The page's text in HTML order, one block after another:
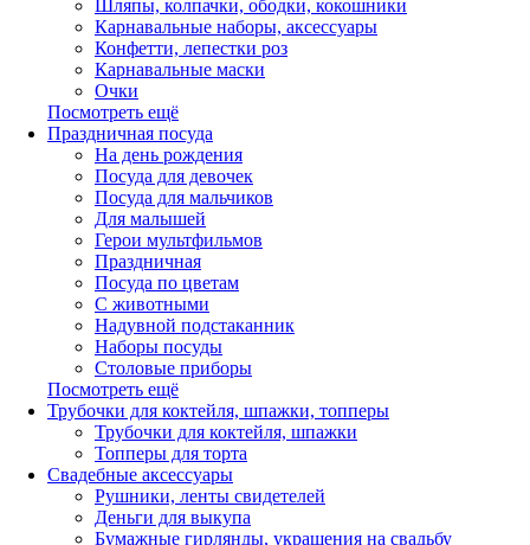
Шляпы, колпачки, ободки, кокошники
Карнавальные наборы, аксессуары
Конфетти, лепестки роз
Карнавальные маски
Очки
Посмотреть ещё
Праздничная посуда
На день рождения
Посуда для девочек
Посуда для мальчиков
Для малышей
Герои мультфильмов
Праздничная
Посуда по цветам
С животными
Надувной подстаканник
Наборы посуды
Столовые приборы
Посмотреть ещё
Трубочки для коктейля, шпажки, топперы
Трубочки для коктейля, шпажки
Топперы для торта
Свадебные аксессуары
Рушники, ленты свидетелей
Деньги для выкупа
Бумажные гирлянды, украшения на свадьбу